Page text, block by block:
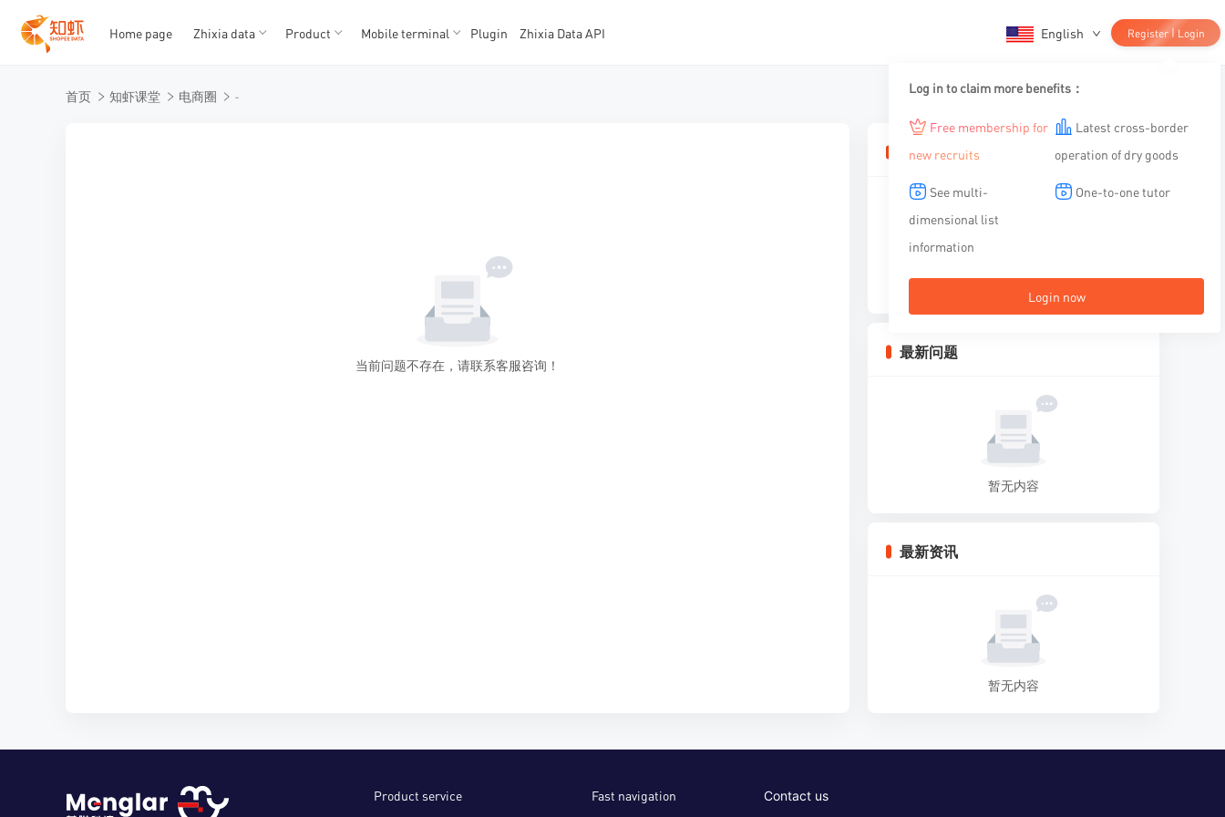
Home page Zhixia data Product Mobile terminal Plugin Zhixia Data API English Register | Login
Log in to claim more benefits：
Free membership for
new recruits
Latest cross-border
operation of dry goods
See multi-
dimensional list
information
One-to-one tutor
Login now
首页 知虾课堂 电商圈 -
当前问题不存在，请联系客服咨询！
相关文章
最新问题
暂无内容
最新资讯
暂无内容
Product service Fast navigation Contact us